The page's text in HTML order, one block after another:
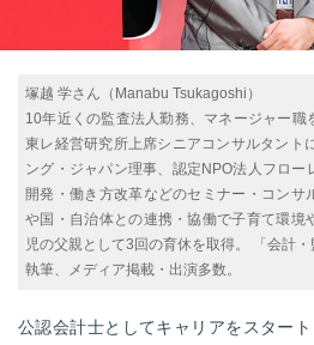
塚越 学さん（Manabu Tsukagoshi）
10年近くの監査法人勤務、マネージャー職
東レ経営研究所上席シニアコンサルタント
ング・ジャパン理事、認定NPO法人フロ
開発・働き方改革などのセミナー・コンサ
や国・自治体との連携・協働で子育て環境
児の父親として3回の育休を取得。 「会計
執筆、メディア掲載・出演多数。
公認会計士としてキャリアをスター